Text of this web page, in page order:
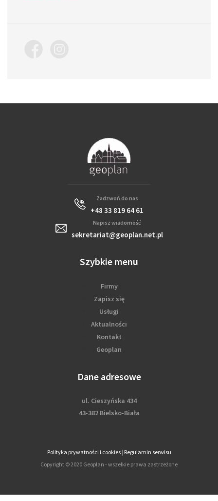
Zadzwoń do nas
+48 33 819 64 61
Napisz wiadomość
sekretariat@geoplan.net.pl
Szybkie menu
Firmy
Zapisz się
Usługi
Aktualności
Kontakt
Geoplan
Dane adresowe
ul. Cieszyńska 434
43-382 Bielsko-Biała
Polityka prywatności i cookies| Regulamin serwisu
Copyright © 2020 Geoplan - wszelkie prawa zastrzeżone